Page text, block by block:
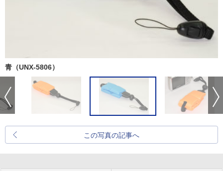
青（UNX-5806）
この写真の記事へ